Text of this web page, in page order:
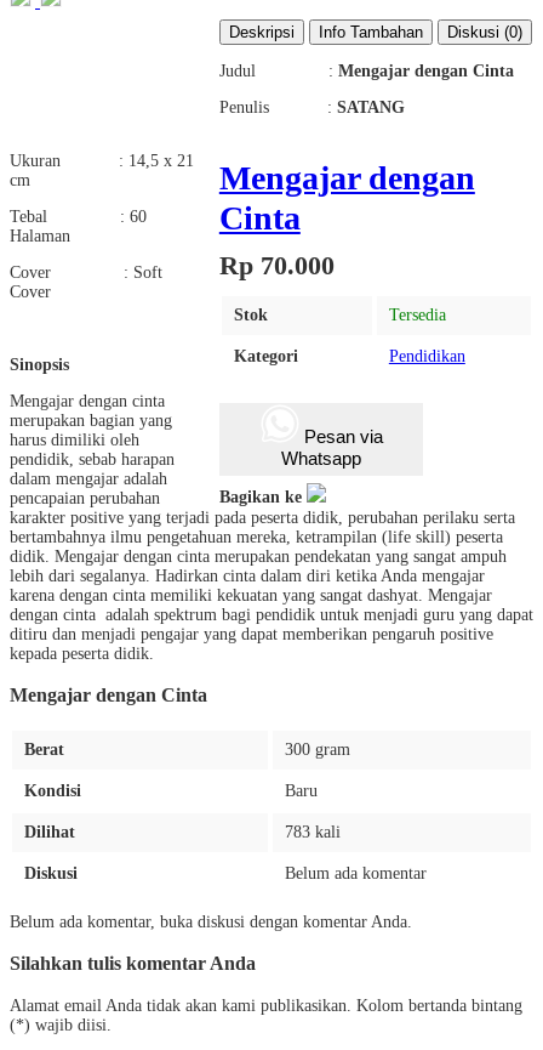
Mengajar dengan
Cinta
Rp 70.000
Stok Tersedia
Kategori Pendidikan
Pesan via
Whatsapp
Bagikan ke
Deskripsi Info Tambahan Diskusi (0)
Judul : Mengajar dengan Cinta
Penulis : SATANG
Ukuran : 14,5 x 21
cm
Tebal : 60
Halaman
Cover : Soft
Cover
Sinopsis
Mengajar dengan cinta
merupakan bagian yang
harus dimiliki oleh
pendidik, sebab harapan
dalam mengajar adalah
pencapaian perubahan
karakter positive yang terjadi pada peserta didik, perubahan perilaku serta
bertambahnya ilmu pengetahuan mereka, ketrampilan (life skill) peserta
didik. Mengajar dengan cinta merupakan pendekatan yang sangat ampuh
lebih dari segalanya. Hadirkan cinta dalam diri ketika Anda mengajar
karena dengan cinta memiliki kekuatan yang sangat dashyat. Mengajar
dengan cinta adalah spektrum bagi pendidik untuk menjadi guru yang dapat
ditiru dan menjadi pengajar yang dapat memberikan pengaruh positive
kepada peserta didik.
Mengajar dengan Cinta
Berat 300 gram
Kondisi Baru
Dilihat 783 kali
Diskusi Belum ada komentar
Belum ada komentar, buka diskusi dengan komentar Anda.
Silahkan tulis komentar Anda
Alamat email Anda tidak akan kami publikasikan. Kolom bertanda bintang
(*) wajib diisi.